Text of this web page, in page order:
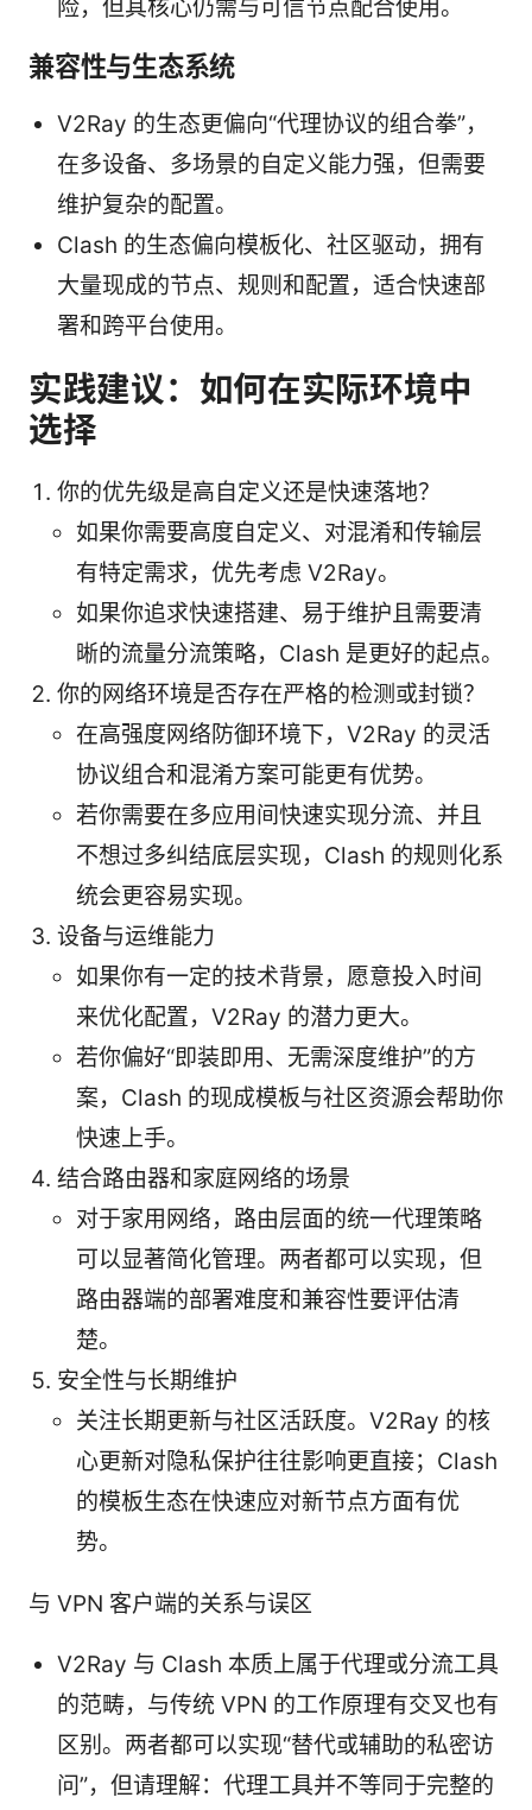
险，但其核心仍需与可信节点配合使用。
兼容性与生态系统
V2Ray 的生态更偏向“代理协议的组合拳”，
在多设备、多场景的自定义能力强，但需要
维护复杂的配置。
Clash 的生态偏向模板化、社区驱动，拥有
大量现成的节点、规则和配置，适合快速部
署和跨平台使用。
实践建议：如何在实际环境中
选择
你的优先级是高自定义还是快速落地？
如果你需要高度自定义、对混淆和传输层
有特定需求，优先考虑 V2Ray。
如果你追求快速搭建、易于维护且需要清
晰的流量分流策略，Clash 是更好的起点。
你的网络环境是否存在严格的检测或封锁？
在高强度网络防御环境下，V2Ray 的灵活
协议组合和混淆方案可能更有优势。
若你需要在多应用间快速实现分流、并且
不想过多纠结底层实现，Clash 的规则化系
统会更容易实现。
设备与运维能力
如果你有一定的技术背景，愿意投入时间
来优化配置，V2Ray 的潜力更大。
若你偏好“即装即用、无需深度维护”的方
案，Clash 的现成模板与社区资源会帮助你
快速上手。
结合路由器和家庭网络的场景
对于家用网络，路由层面的统一代理策略
可以显著简化管理。两者都可以实现，但
路由器端的部署难度和兼容性要评估清
楚。
安全性与长期维护
关注长期更新与社区活跃度。V2Ray 的核
心更新对隐私保护往往影响更直接；Clash
的模板生态在快速应对新节点方面有优
势。
与 VPN 客户端的关系与误区
V2Ray 与 Clash 本质上属于代理或分流工具
的范畴，与传统 VPN 的工作原理有交叉也有
区别。两者都可以实现“替代或辅助的私密访
问”，但请理解：代理工具并不等同于完整的